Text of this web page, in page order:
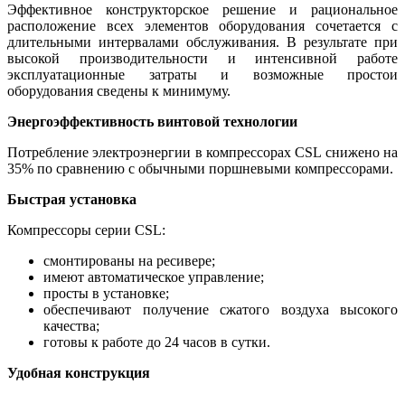
Эффективное конструкторское решение и рациональное
расположение всех элементов оборудования сочетается с
длительными интервалами обслуживания. В результате при
высокой производительности и интенсивной работе
эксплуатационные затраты и возможные простои
оборудования сведены к минимуму.
Энергоэффективность винтовой технологии
Потребление электроэнергии в компрессорах CSL снижено на
35% по сравнению с обычными поршневыми компрессорами.
Быстрая установка
Компрессоры серии CSL:
смонтированы на ресивере;
имеют автоматическое управление;
просты в установке;
обеспечивают получение сжатого воздуха высокого
качества;
готовы к работе до 24 часов в сутки.
Удобная конструкция